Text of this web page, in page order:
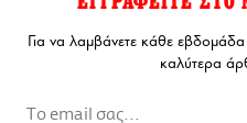
Για να λαμβάνετε κάθε
καλύτερα